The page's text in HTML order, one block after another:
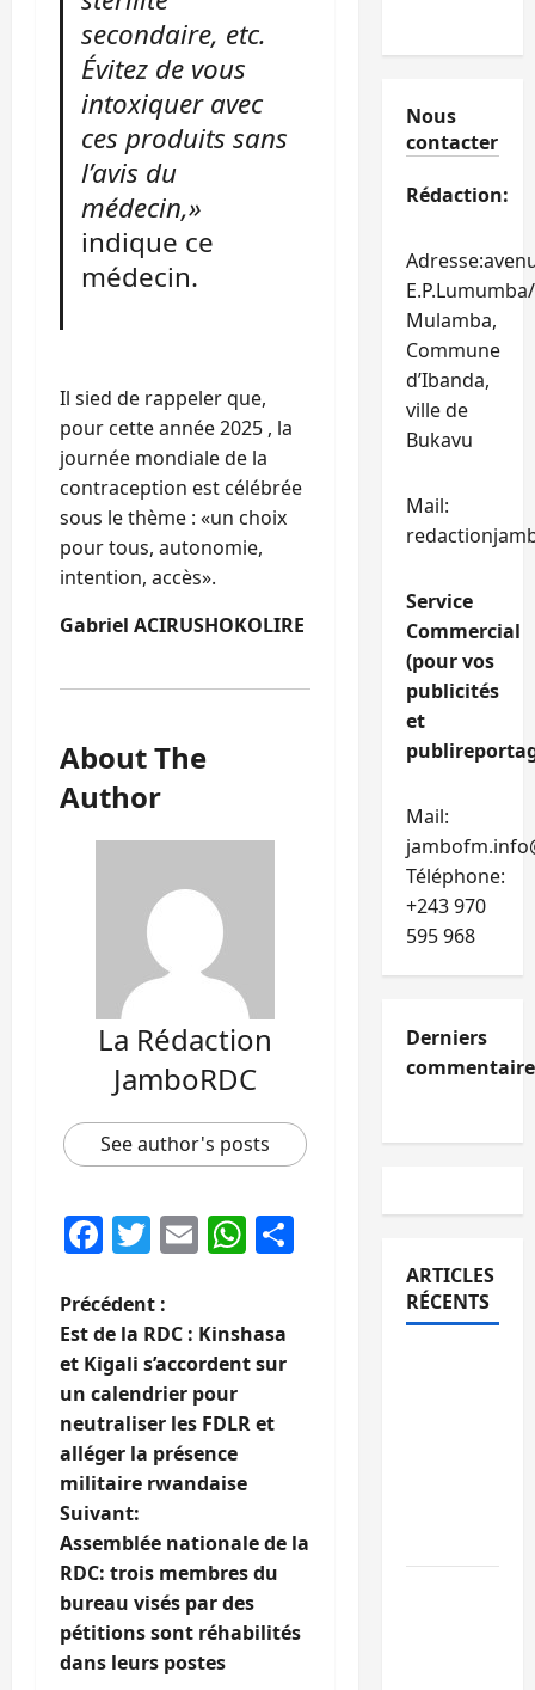
secondaire, etc.
Évitez de vous
intoxiquer avec
ces produits sans
l’avis du
médecin,»
indique ce
médecin.
Il sied de rappeler que,
pour cette année 2025 , la
journée mondiale de la
contraception est célébrée
sous le thème : «un choix
pour tous, autonomie,
intention, accès».
Gabriel ACIRUSHOKOLIRE
About The
Author
La Rédaction
JamboRDC
See author's posts
Facebook
Twitter
EmailWhatsApp
N
a
v
i
g
a
t
i
Précédent :
Est de la RDC : Kinshasa
et Kigali s’accordent sur
un calendrier pour
neutraliser les FDLR et
alléger la présence
militaire rwandaise
Suivant:
Assemblée nationale de la
RDC: trois membres du
bureau visés par des
pétitions sont réhabilités
dans leurs postes
Nous
contacter
Rédaction:
Mulamba,
Commune
d’Ibanda,
ville de
Bukavu
Mail:
Service
Commercial
(pour vos
publicités
et
Mail:
Téléphone:
+243 970
595 968
Derniers
ARTICLES
RÉCENTS